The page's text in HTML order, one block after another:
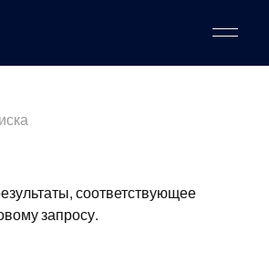
соответствующее
запросу.